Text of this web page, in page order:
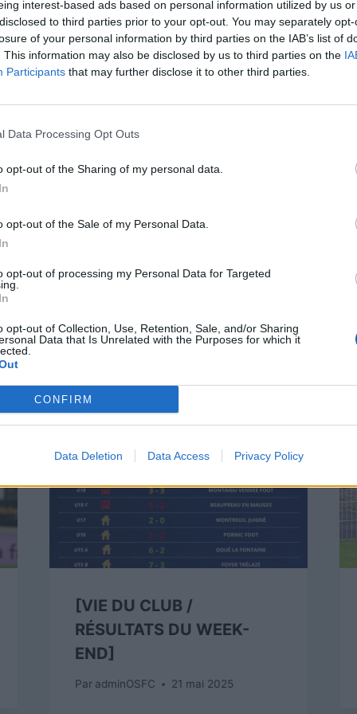
interest-based ads based on personal information utilized by us
to third parties prior to your opt-out. You may separately
of your personal information by third parties on the IAB’s list of
This information may also be disclosed by us to third parties on the
Participants that may further disclose it to other third parties.
Data Processing Opt Outs
opt-out of the Sharing of my personal data.
opt-out of the Sale of my Personal Data.
opt-out of processing my Personal Data for Targeted
opt-out of Collection, Use, Retention, Sale, and/or Sharing
Data that Is Unrelated with the Purposes for which it
CONFIRM
Data Deletion Data Access Privacy Policy
pour suivre la suite du tournoi et connaître les futurs
!
ici
des Jeunes La
9ème édition du tournoi
[VIE DU CLUB /
RÉSULTATS DU WEEK-
END]
Par adminOSFC 21 mai 2025